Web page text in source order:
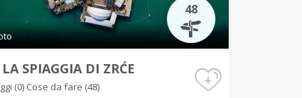
48
LA SPIAGGIA DI ZRĆE
(0) Cose da fare (48) +